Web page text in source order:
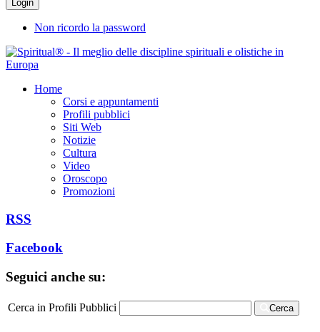
Non ricordo la password
Home
Corsi e appuntamenti
Profili pubblici
Siti Web
Notizie
Cultura
Video
Oroscopo
Promozioni
RSS
Facebook
Seguici anche su:
Cerca in Profili Pubblici Cerca